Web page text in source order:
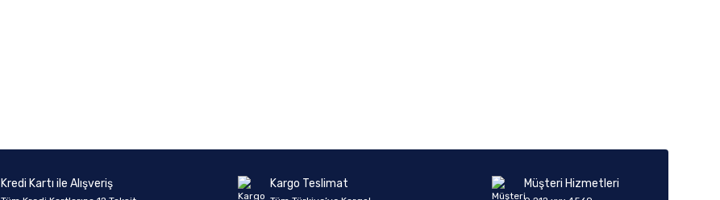
Kredi Kartı ile Alışveriş Kargo Teslimat Müşteri Hizmetleri